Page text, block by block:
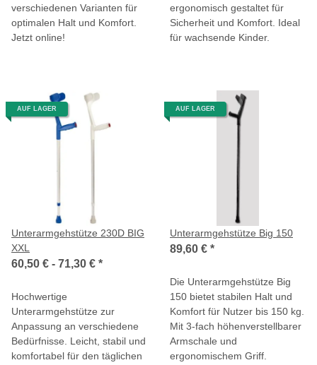
verschiedenen Varianten für
optimalen Halt und Komfort.
Jetzt online!
ergonomisch gestaltet für
Sicherheit und Komfort. Ideal
für wachsende Kinder.
AUF LAGER
Unterarmgehstütze 230D BIG
XXL
60,50 € - 71,30 € *
Hochwertige
Unterarmgehstütze zur
Anpassung an verschiedene
Bedürfnisse. Leicht, stabil und
komfortabel für den täglichen
AUF LAGER
Unterarmgehstütze Big 150
89,60 € *
Die Unterarmgehstütze Big
150 bietet stabilen Halt und
Komfort für Nutzer bis 150 kg.
Mit 3-fach höhenverstellbarer
Armschale und
ergonomischem Griff.